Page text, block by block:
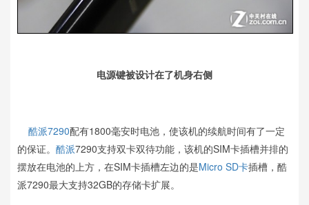
电源键被设计在了机身右侧
酷派7290配有1800毫安时电池，使该机的续航时间有了一定
的保证。 酷派7290支持双卡双待功能，该机的SIM卡插槽并排的
摆放在电池的上方，在SIM卡插槽左边的是Micro SD卡插槽，酷
派7290最大支持32GB的存储卡扩展。